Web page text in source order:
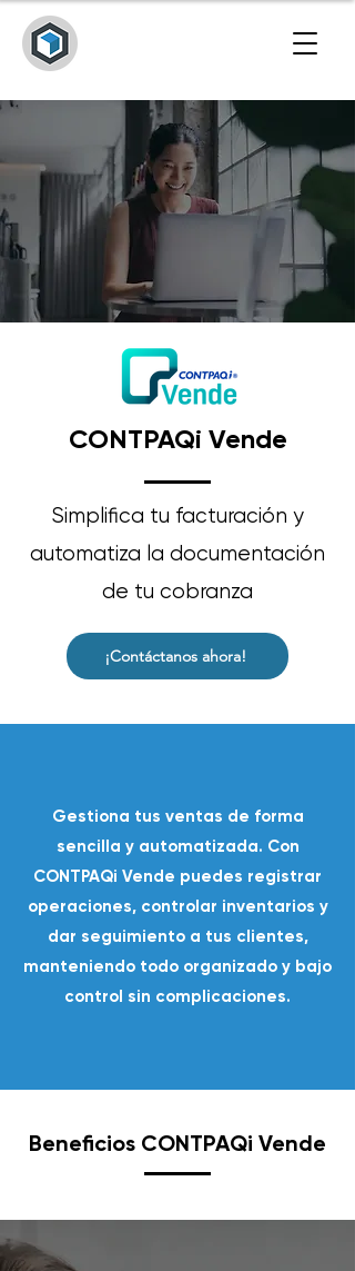
CONTPAQi Vende
Simplifica tu facturación y
automatiza la documentación
de tu cobranza
¡Contáctanos ahora!
Gestiona tus ventas de forma
sencilla y automatizada. Con
CONTPAQi Vende puedes registrar
operaciones, controlar inventarios y
dar seguimiento a tus clientes,
manteniendo todo organizado y bajo
control sin complicaciones.
Beneficios CONTPAQi Vende